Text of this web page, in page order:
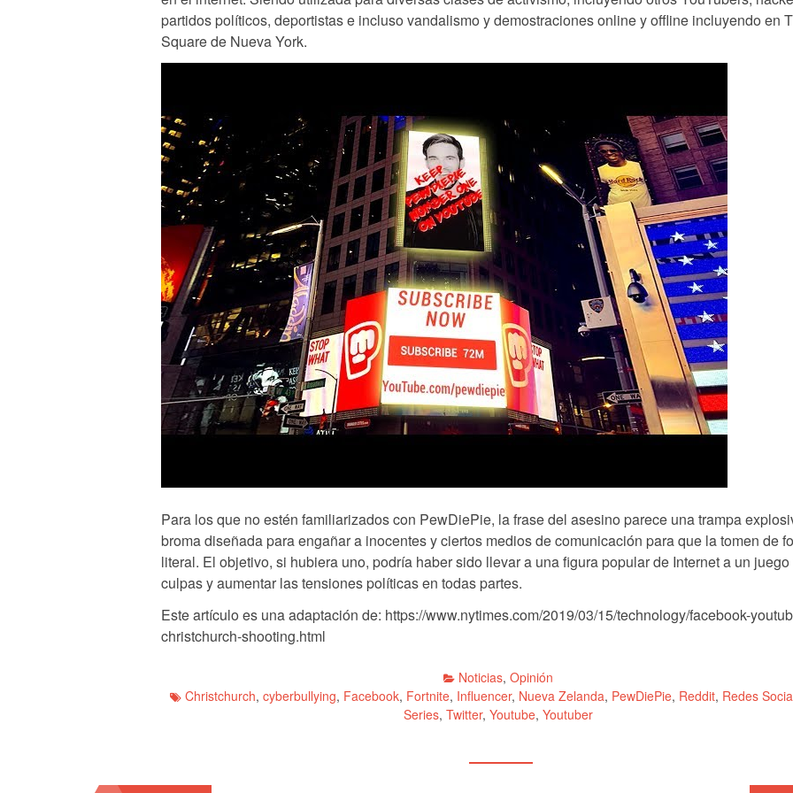
partidos políticos, deportistas e incluso vandalismo y demostraciones online y offline incluyendo en
Square de Nueva York.
Para los que no estén familiarizados con PewDiePie, la frase del asesino parece una trampa
broma diseñada para engañar a inocentes y ciertos medios de comunicación para que la tomen de
literal. El objetivo, si hubiera uno, podría haber sido llevar a una figura popular de Internet a un
culpas y aumentar las tensiones políticas en todas partes.
Este artículo es una adaptación de: https://www.nytimes.com/2019/03/15/technology/facebook-
christchurch-shooting.html
Noticias,Opinión
Christchurch, cyberbullying, Facebook, Fortnite, Influencer, Nueva Zelanda, PewDiePie, Reddit, Redes
Series,Twitter,Youtube,Youtuber